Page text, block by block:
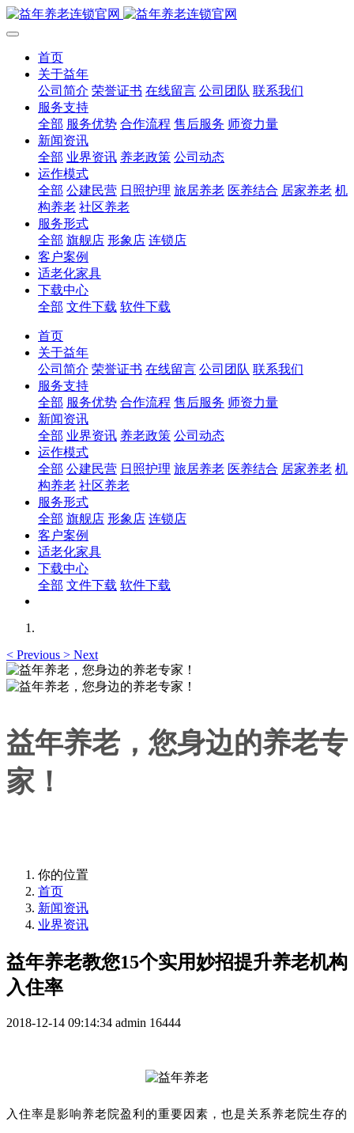
首页
关于益年
公司简介 荣誉证书 在线留言 公司团队 联系我们
服务支持
全部 服务优势 合作流程 售后服务 师资力量
新闻资讯
全部 业界资讯 养老政策 公司动态
运作模式
全部 公建民营 日照护理 旅居养老 医养结合 居家养老 机
构养老 社区养老
服务形式
全部 旗舰店 形象店 连锁店
客户案例
适老化家具
下载中心
全部 文件下载 软件下载
首页
关于益年
公司简介 荣誉证书 在线留言 公司团队 联系我们
服务支持
全部 服务优势 合作流程 售后服务 师资力量
新闻资讯
全部 业界资讯 养老政策 公司动态
运作模式
全部 公建民营 日照护理 旅居养老 医养结合 居家养老 机
构养老 社区养老
服务形式
全部 旗舰店 形象店 连锁店
客户案例
适老化家具
下载中心
全部 文件下载 软件下载
< Previous > Next
益年养老，您身边的养老专
家！
你的位置
首页
新闻资讯
业界资讯
益年养老教您15个实用妙招提升养老机构
入住率
2018-12-14 09:14:34 admin 16444
入住率是影响养老院盈利的重要因素，也是关系养老院生存的